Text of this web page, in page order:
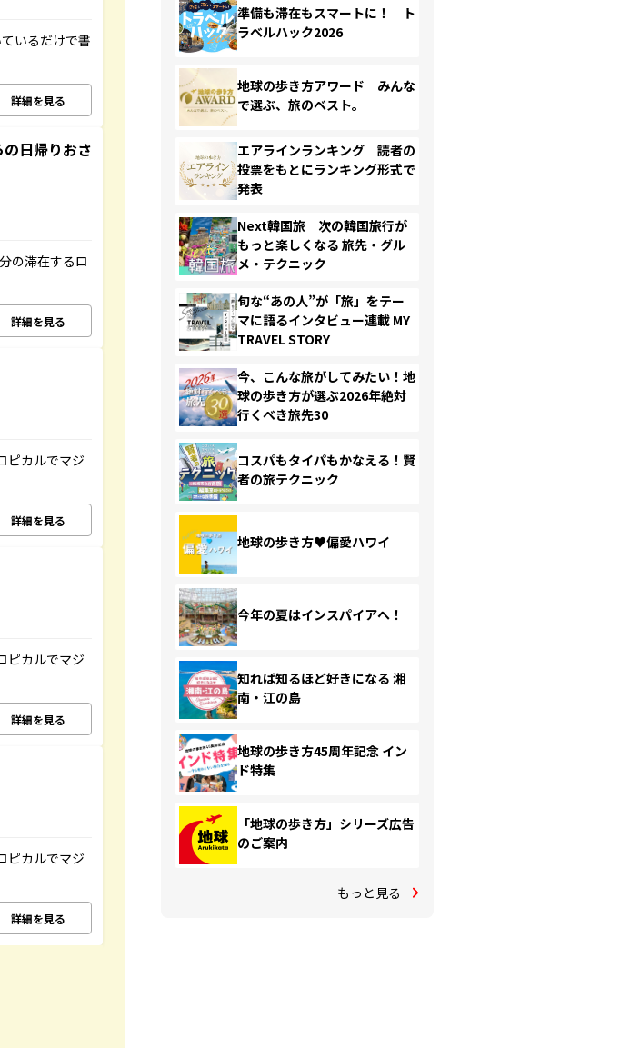
いるだけで書
詳細を見る
日帰りおさ
の滞在するロ
詳細を見る
ピカルでマジ
詳細を見る
ピカルでマジ
詳細を見る
ピカルでマジ
詳細を見る
準備も滞在もスマートに！ ト
ラベルハック2026
地球の歩き方アワード みんな
で選ぶ、旅のベスト。
エアラインランキング 読者の
投票をもとにランキング形式で
発表
Next韓国旅 次の韓国旅行が
もっと楽しくなる 旅先・グル
メ・テクニック
旬な“あの人”が「旅」をテー
マに語るインタビュー連載 MY
TRAVEL STORY
今、こんな旅がしてみたい！地
球の歩き方が選ぶ2026年絶対
行くべき旅先30
コスパもタイパもかなえる！賢
者の旅テクニック
地球の歩き方♥偏愛ハワイ
今年の夏はインスパイアへ！
知れば知るほど好きになる 湘
南・江の島
地球の歩き方45周年記念 イン
ド特集
「地球の歩き方」シリーズ広告
のご案内
もっと見る